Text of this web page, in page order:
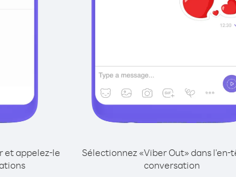
et appelez-le
Sélectionnez «Viber Out» dans l'en-
conversation